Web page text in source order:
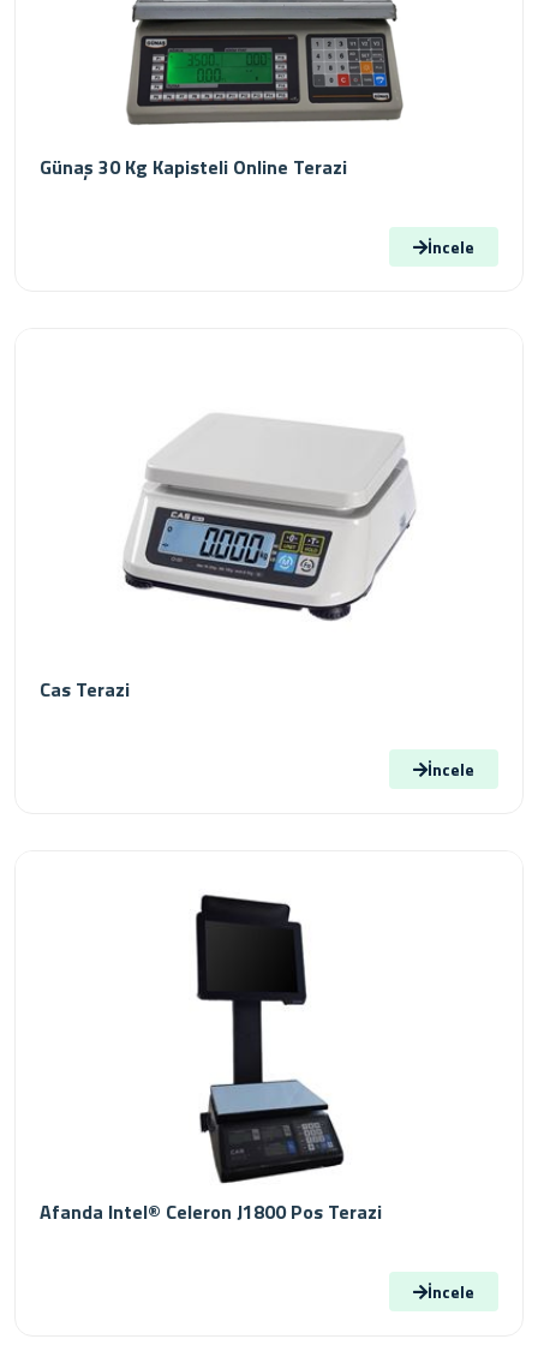
Günaş 30 Kg Kapisteli Online Terazi
İncele
Cas Terazi
İncele
Afanda Intel® Celeron J1800 Pos Terazi
İncele